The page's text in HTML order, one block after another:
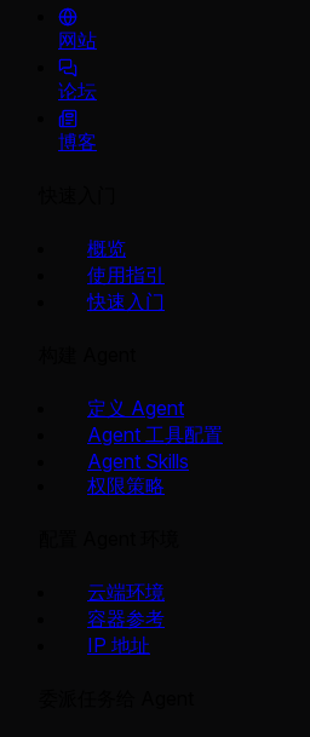
网站
论坛
博客
概览
使用指引
快速入门
定义 Agent
Agent 工具配置
Agent Skills
权限策略
云端环境
容器参考
IP 地址